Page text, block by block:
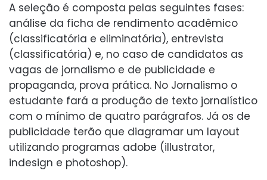
A seleção é composta pelas seguintes fases:
análise da ficha de rendimento acadêmico
(classificatória e eliminatória), entrevista
(classificatória) e, no caso de candidatos as
vagas de jornalismo e de publicidade e
propaganda, prova prática. No Jornalismo o
estudante fará a produção de texto jornalístico
com o mínimo de quatro parágrafos. Já os de
publicidade terão que diagramar um layout
utilizando programas adobe (illustrator,
indesign e photoshop).